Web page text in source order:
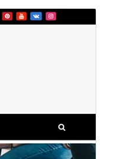
2026.02.26.
7.0